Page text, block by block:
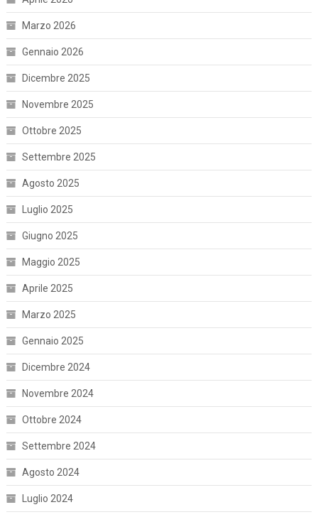
Marzo 2026
Gennaio 2026
Dicembre 2025
Novembre 2025
Ottobre 2025
Settembre 2025
Agosto 2025
Luglio 2025
Giugno 2025
Maggio 2025
Aprile 2025
Marzo 2025
Gennaio 2025
Dicembre 2024
Novembre 2024
Ottobre 2024
Settembre 2024
Agosto 2024
Luglio 2024